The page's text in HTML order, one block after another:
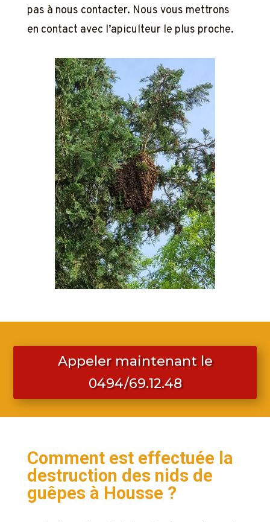
pas à nous contacter. Nous vous mettrons
en contact avec l’apiculteur le plus proche.
Appeler maintenant le
0494/69.12.48
Comment est effectuée la
destruction des nids de
guêpes à Housse ?